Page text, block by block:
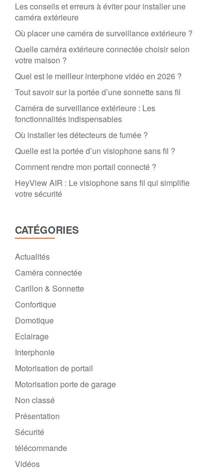
Les conseils et erreurs à éviter pour installer une
caméra extérieure
Où placer une caméra de surveillance extérieure ?
Quelle caméra extérieure connectée choisir selon
votre maison ?
Quel est le meilleur interphone vidéo en 2026 ?
Tout savoir sur la portée d’une sonnette sans fil
Caméra de surveillance extérieure : Les
fonctionnalités indispensables
Où installer les détecteurs de fumée ?
Quelle est la portée d’un visiophone sans fil ?
Comment rendre mon portail connecté ?
HeyView AIR : Le visiophone sans fil qui simplifie
votre sécurité
CATÉGORIES
Actualités
Caméra connectée
Carillon & Sonnette
Confortique
Domotique
Eclairage
Interphonie
Motorisation de portail
Motorisation porte de garage
Non classé
Présentation
Sécurité
télécommande
Vidéos